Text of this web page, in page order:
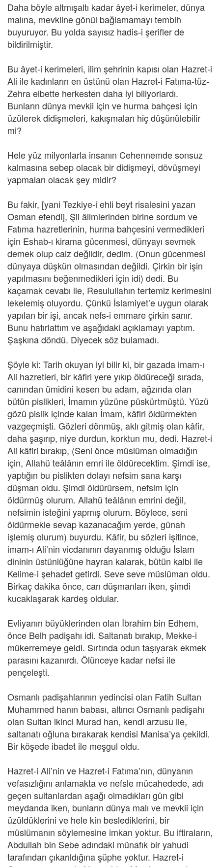
Daha böyle altmışaltı kadar âyet-i kerimeler, dünya
malına, mevkiine gönül bağlamamayı tembih
buyuruyor. Bu yolda sayısız hadis-i şerifler de
bildirilmiştir.
Bu âyet-i kerimeleri, ilim şehrinin kapısı olan Hazret-i
Ali ile kadınların en üstünü olan Hazret-i Fatıma-tüz-
Zehra elbette herkesten daha iyi biliyorlardı.
Bunların dünya mevkii için ve hurma bahçesi için
üzülerek didişmeleri, kakışmaları hiç düşünülebilir
mi?
Hele yüz milyonlarla insanın Cehennemde sonsuz
kalmasına sebep olacak bir didişmeyi, dövüşmeyi
yapmaları olacak şey midir?
Bu fakir, [yani Tezkiye-i ehli beyt risalesini yazan
Osman efendi], Şii âlimlerinden birine sordum ve
Fatıma hazretlerinin, hurma bahçesini vermedikleri
için Eshab-ı kirama gücenmesi, dünyayı sevmek
demek olup caiz değildir, dedim. (Onun gücenmesi
dünyaya düşkün olmasından değildi. Çirkin bir işin
yapılmasını beğenmedikleri için idi) dedi. Bu
kaçamak cevabı ile, Resulullahın tertemiz kerimesini
lekelemiş oluyordu. Çünkü İslamiyet’e uygun olarak
yapılan bir işi, ancak nefs-i emmare çirkin sanır.
Bunu hatırlattım ve aşağıdaki açıklamayı yaptım.
Şaşkına döndü. Diyecek söz bulamadı.
Şöyle ki: Tarih okuyan iyi bilir ki, bir gazada imam-ı
Ali hazretleri, bir kâfiri yere yıkıp öldüreceği sırada,
canından ümidini kesen bu adam, ağzında olan
bütün pislikleri, İmamın yüzüne püskürtmüştü. Yüzü
gözü pislik içinde kalan İmam, kâfiri öldürmekten
vazgeçmişti. Gözleri dönmüş, aklı gitmiş olan kâfir,
daha şaşırıp, niye durdun, korktun mu, dedi. Hazret-i
Ali kâfiri bırakıp, (Seni önce müslüman olmadığın
için, Allahü teâlânın emri ile öldürecektim. Şimdi ise,
yaptığın bu pislikten dolayı nefsim sana karşı
düşman oldu. Şimdi öldürürsem, nefsim için
öldürmüş olurum. Allahü teâlânın emrini değil,
nefsimin isteğini yapmış olurum. Böylece, seni
öldürmekle sevap kazanacağım yerde, günah
işlemiş olurum) buyurdu. Kâfir, bu sözleri işitince,
imam-ı Ali’nin vicdanının dayanmış olduğu İslam
dininin üstünlüğüne hayran kalarak, bütün kalbi ile
Kelime-i şehadet getirdi. Seve seve müslüman oldu.
Birkaç dakika önce, can düşmanları iken, şimdi
kucaklaşarak kardeş oldular.
Evliyanın büyüklerinden olan İbrahim bin Edhem,
önce Belh padişahı idi. Saltanatı bırakıp, Mekke-i
mükerremeye geldi. Sırtında odun taşıyarak ekmek
parasını kazanırdı. Ölünceye kadar nefsi ile
pençeleşti.
Osmanlı padişahlarının yedincisi olan Fatih Sultan
Muhammed hanın babası, altıncı Osmanlı padişahı
olan Sultan ikinci Murad han, kendi arzusu ile,
saltanatı oğluna bırakarak kendisi Manisa’ya çekildi.
Bir köşede ibadet ile meşgul oldu.
Hazret-i Ali’nin ve Hazret-i Fatıma’nın, dünyanın
vefasızlığını anlamakta ve nefsle mücahedede, adı
geçen sultanlardan aşağı olmadıkları gün gibi
meydanda iken, bunların dünya malı ve mevkii için
üzüldüklerini ve hele kin beslediklerini, bir
müslümanın söylemesine imkan yoktur. Bu iftiraların,
Abdullah bin Sebe adındaki münafık bir yahudi
tarafından çıkarıldığına şüphe yoktur. Hazret-i